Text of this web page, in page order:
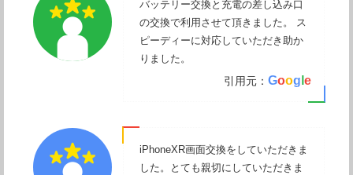
バッテリー交換と充電の差し込み口
の交換で利用させて頂きました。 ス
ピーディーに対応していただき助か
りました。
引用元： Goog e
iPhoneXR画面交換をしていただきま
した。とても親切にしていただきま